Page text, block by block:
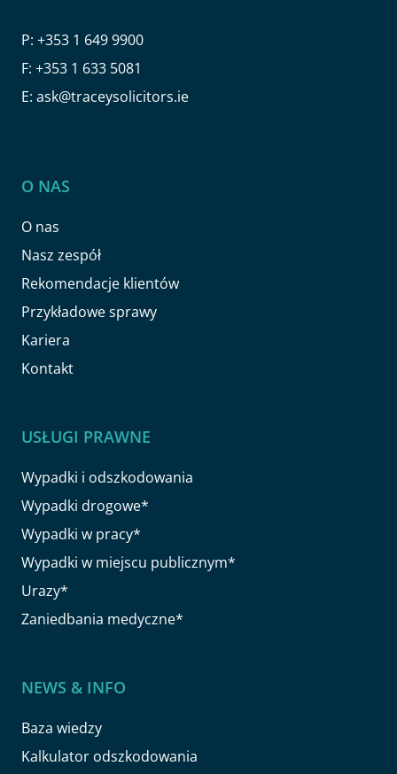
P: +353 1 649 9900
F: +353 1 633 5081
E: ask@traceysolicitors.ie
O NAS
O nas
Nasz zespół
Rekomendacje klientów
Przykładowe sprawy
Kariera
Kontakt
USŁUGI PRAWNE
Wypadki i odszkodowania
Wypadki drogowe*
Wypadki w pracy*
Wypadki w miejscu publicznym*
Urazy*
Zaniedbania medyczne*
NEWS & INFO
Baza wiedzy
Kalkulator odszkodowania